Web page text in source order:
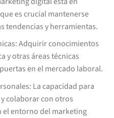
es crucial mantenerse
tendencias y herramientas.
Adquirir conocimientos
y otras áreas técnicas
en el mercado laboral.
La capacidad para
colaborar con otros
el entorno del marketing